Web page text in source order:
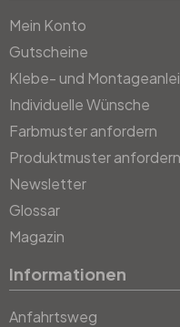
Mein Konto
Gutscheine
Klebe- und
Individuelle Wünsche
Farbmuster anfordern
Produktmuster anfordern
Newsletter
Glossar
Magazin
Informationen
Anfahrtsweg